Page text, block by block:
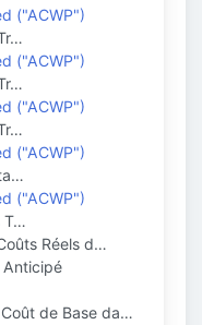
("ACWP")
("ACWP")
("ACWP")
("ACWP")
("ACWP")
T…
Réels d…
Anticipé
de Base da…